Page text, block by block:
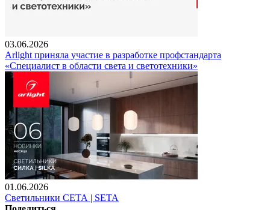
03.06.2026
Arlight приняла участие в разработке профстандарта
«Специалист в области света и светотехники»
01.06.2026
Светильники СЕТА | SETA